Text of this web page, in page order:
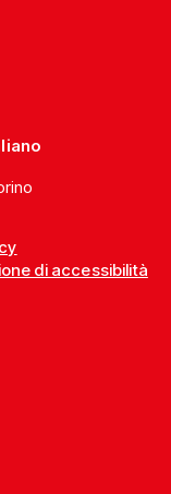
di accessibilità